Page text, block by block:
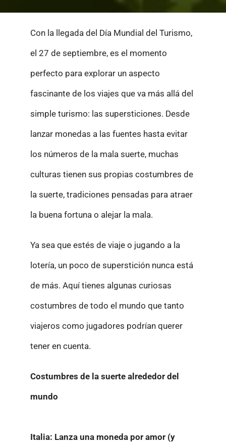
Con la llegada del Día Mundial del Turismo,
el 27 de septiembre, es el momento
perfecto para explorar un aspecto
fascinante de los viajes que va más allá del
simple turismo: las supersticiones. Desde
lanzar monedas a las fuentes hasta evitar
los números de la mala suerte, muchas
culturas tienen sus propias costumbres de
la suerte, tradiciones pensadas para atraer
la buena fortuna o alejar la mala.
Ya sea que estés de viaje o jugando a la
lotería, un poco de superstición nunca está
de más. Aquí tienes algunas curiosas
costumbres de todo el mundo que tanto
viajeros como jugadores podrían querer
tener en cuenta.
Costumbres de la suerte alrededor del
mundo
Italia: Lanza una moneda por amor (y